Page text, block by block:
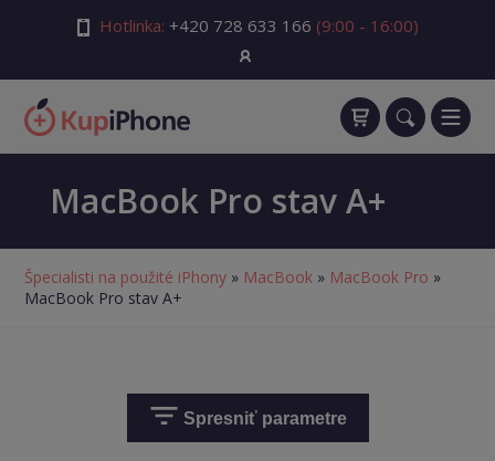
Hotlinka: +420 728 633 166 (9:00 - 16:00)
MacBook Pro stav A+
Špecialisti na použité iPhony » MacBook » MacBook Pro »
MacBook Pro stav A+
Spresniť parametre